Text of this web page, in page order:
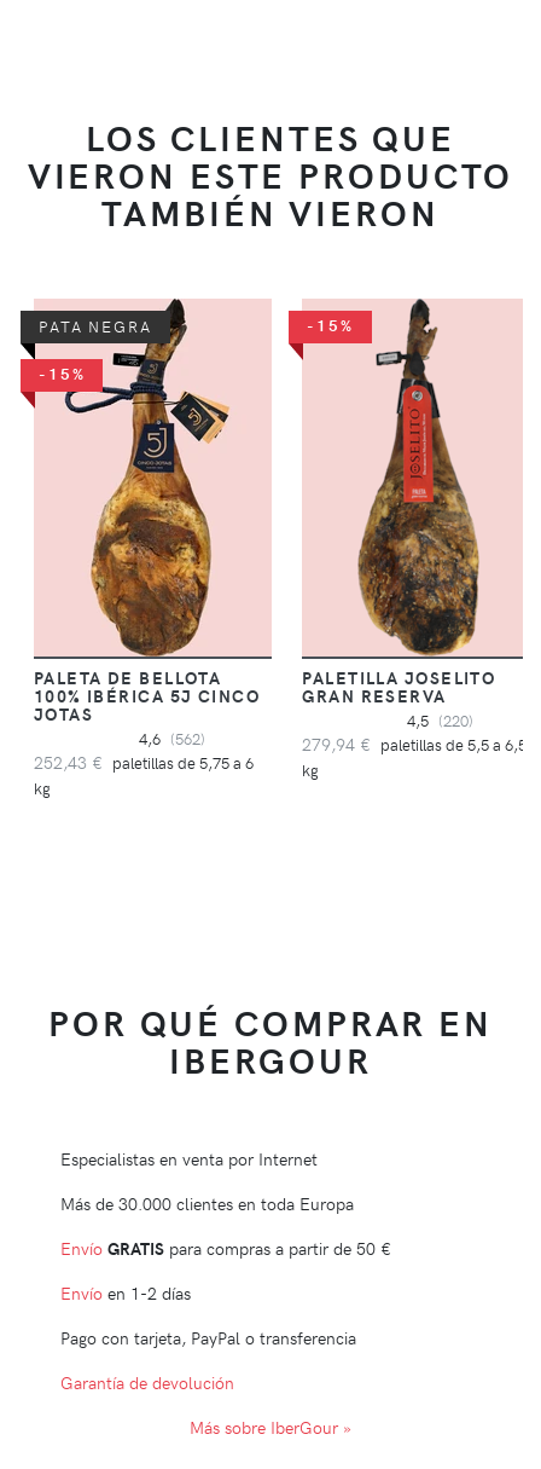
LOS CLIENTES QUE
VIERON ESTE PRODUCTO
TAMBIÉN VIERON
PATA NEGRA
-15%
PALETA DE BELLOTA
100% IBÉRICA 5J CINCO
JOTAS
4,6 (562)
252,43 € paletillas de 5,75 a 6
kg
-15%
PALETILLA JOSELITO
GRAN RESERVA
4,5 (220)
279,94 € paletillas de 5,5 a 6,5
kg
POR QUÉ COMPRAR EN
IBERGOUR
Especialistas en venta por Internet
Más de 30.000 clientes en toda Europa
Envío GRATISpara compras a partir de 50 €
Envíoen 1-2 días
Pago con tarjeta, PayPal o transferencia
Garantía de devolución
Más sobre IberGour »